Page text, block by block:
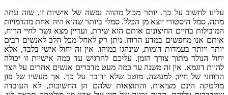
עלינו לחשוב על כך. יותר מכול מהווה נפשה של אישיות זו, שזה עתה
מתה, סמל היסטורי יוצא מן הכלל. סמלי ביותר שהוא היה אחת מהדמויות
המובילות בחיים החיצונים אותם הוא שירת, ועדיין מצא גשר לחיי הרוח,
אותם אנו מחפשים במדע הרוח. ניתן רק לאחל מכל הלב לאנשים רבים
יותר ויותר בעמדות דומות, שינהגו כמוהו. אין זה יחול אישי בלבד, אלא
יחול הנולד מתוך צורך הזמן. עליכם להרגיש עד כמה אישיות זו יכולה
להוות דוגמא. אין זה משנה עד כמה מעט מדברים אנשים אחרים על הצד
הרוחני של חייו; למעשה, מוטב שלא ידובר על כך. אך מעשיו של פון
מולטקה הינם מציאות, והתוצאות שלהם הן החשובות, לא העובדה